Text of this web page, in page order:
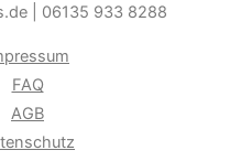
| 06135 933 8288
FAQ
AGB